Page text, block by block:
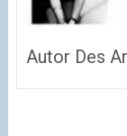
Autor Des